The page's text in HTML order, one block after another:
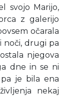
svojo Marijo,
z galerijo
očarala
noči, drugi pa
njegova
dne in se ni
je bila ena
nekaj